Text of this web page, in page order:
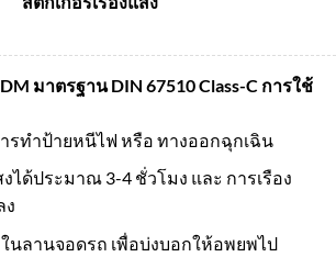
มาตรฐาน DIN 67510 Class-C การใช้
รทำป้ายหนีไฟ หรือ ทางออกฉุกเฉิน
ได้ประมาณ 3-4 ชั่วโมง และ การเรือง
ง
นลานจอดรถ เพื่อบ่งบอกให้อพยพไป